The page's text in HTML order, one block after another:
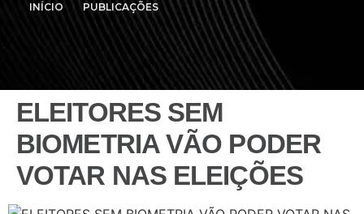
INÍCIO PUBLICAÇÕES
ELEITORES SEM
BIOMETRIA VÃO PODER
VOTAR NAS ELEIÇÕES